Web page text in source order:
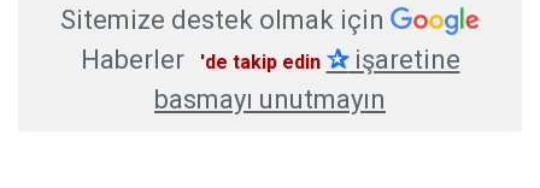
Sitemize destek olmak için
Haberler
'de takip edin ✰işaretine
basmayı unutmayın